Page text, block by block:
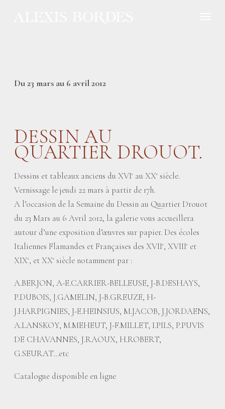
Du 23 mars au 6 avril 2012
DESSIN AU
QUARTIER DROUOT.
Dessins et tableaux anciens du XVIe au XXe siècle.
Vernissage le jeudi 22 mars à partir de 17h.
A l’occasion de la Semaine du Dessin au Quartier Drouot
du 23 Mars au 6 Avril 2012, la galerie vous accueillera
autour d’une exposition d’œuvres sur papier. Des écoles
Italiennes Flamandes et Françaises des XVIIe, XVIIIe et
XIXe, et XXe siècle notamment par :
A.BERJON, A-E.CARRIER-BELLEUSE, J-B.DESHAYS,
P.DUBOIS, J.GAMELIN, J-B.GREUZE, H-
J.HARPIGNIES, J-E.HEINSIUS, M.JACOB, J.JORDAENS,
A.LANSKOY, M.MEHEUT, J-F.MILLET, I.PILS, P.PUVIS
DE CHAVANNES, J.RAOUX, H.ROBERT,
G.SEURAT...etc
Catalogue disponible en ligne